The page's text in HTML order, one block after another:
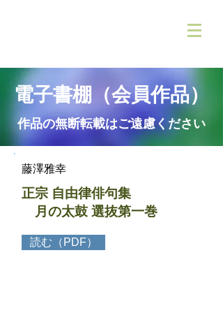
電子書棚（会員作品）
​作品の無断転載はご遠慮ください
藤澤雅幸
正宗 自由律俳句集
月の太鼓 選抜第一巻
読む（PDF）